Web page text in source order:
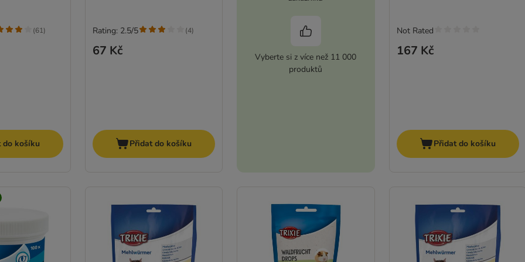
(61)
do košíku
67 Kč
Rating: 2.5/5 (4)
Přidat do košíku
Vyberte si z více než 11 000
produktů
167 Kč
Not Rated
Přidat do košíku